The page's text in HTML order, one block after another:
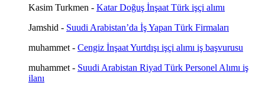
Kasim Turkmen - Katar Doğuş İnşaat Türk işçi alımı
Jamshid - Suudi Arabistan’da İş Yapan Türk Firmaları
muhammet - Cengiz İnşaat Yurtdışı işçi alımı iş başvurusu
muhammet - Suudi Arabistan Riyad Türk Personel Alımı iş
ilanı